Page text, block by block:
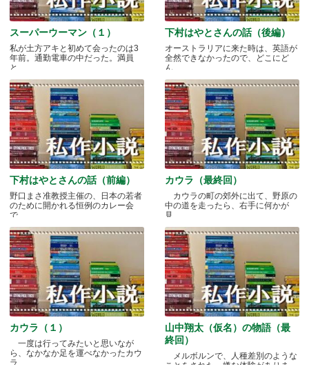
スーパーウーマン（１）
私が土方アキと初めて会ったのは3
年前。通勤電車の中だった。満員
と.....
下村はやとさんの話（後編）
オーストラリアに来た時は、英語が
全然できなかったので、どこにど
ん.....
下村はやとさんの話（前編）
野口まさ准教授主催の、日本の若者
のために開かれる恒例のカレー会
で.....
カウラ（最終回）
カウラの町の郊外に出て、野原の
中の道を走ったら、右手に何かが
見.....
カウラ（１）
一度は行ってみたいと思いなが
ら、なかなか足を運べなかったカウ
ラ.....
山中翔太（仮名）の物語（最
終回）
メルボルンで、人種差別のような
ことをされた、嫌な体験がありま